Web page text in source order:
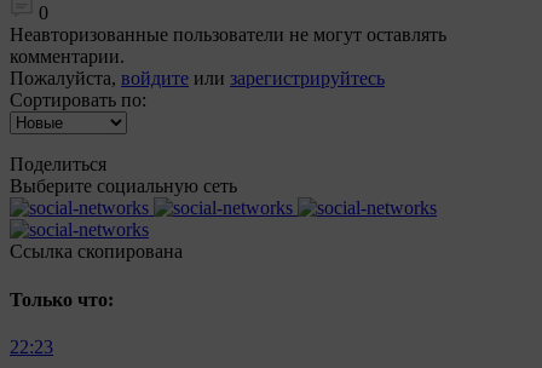
0
Неавторизованные пользователи не могут оставлять
комментарии.
Пожалуйста, войдите или зарегистрируйтесь
Сортировать по:
Поделиться
Выберите социальную сеть
Ccылка скопирована
Только что:
22:23